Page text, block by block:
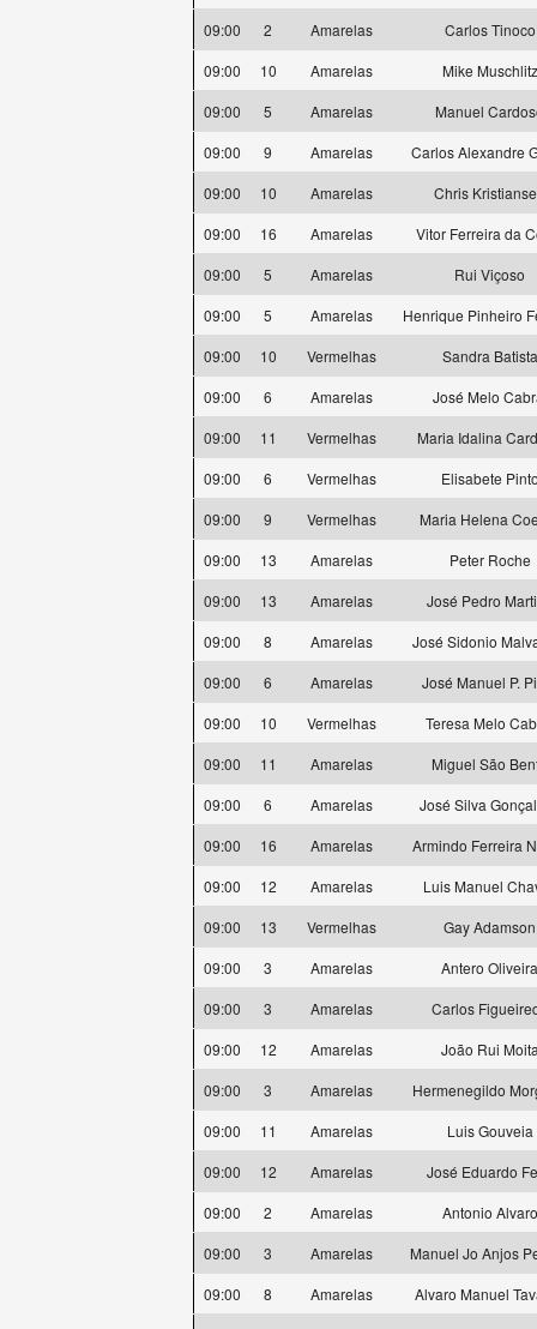
09:00
2 Amarelas
Carlos Tinoco
09:00
10 Amarelas
Mike Muschlitz
09:00
5 Amarelas
Manuel
09:00
9 Amarelas
Carlos Alexandre
09:00
10 Amarelas
Chris
09:00
16 Amarelas
Vitor Ferreira da
09:00
5 Amarelas
Rui Viçoso
09:00
5 Amarelas
Henrique Pinheiro
09:00
10 Vermelhas
Sandra Batista
09:00
6 Amarelas
José Melo
09:00
11 Vermelhas
Maria Idalina
09:00
6 Vermelhas
Elisabete
09:00
9 Vermelhas
Maria Helena
09:00
13 Amarelas
Peter Roche
09:00
13 Amarelas
José Pedro
09:00
8 Amarelas
José Sidonio
09:00
6 Amarelas
José Manuel P.
09:00
10 Vermelhas
Teresa Melo
09:00
11 Amarelas
Miguel São
09:00
6 Amarelas
José Silva
09:00
16 Amarelas
Armindo Ferreira
09:00
12 Amarelas
Luis Manuel
09:00
13 Vermelhas
Gay Adamson
09:00
3 Amarelas
Antero Oliveira
09:00
3 Amarelas
Carlos
09:00
12 Amarelas
João Rui
09:00
3 Amarelas
Hermenegildo
09:00
11 Amarelas
Luis Gouveia
09:00
12 Amarelas
José Eduardo
09:00
2 Amarelas
Antonio Alvaro
09:00
3 Amarelas
Manuel Jo Anjos
09:00
8 Amarelas
Alvaro Manuel